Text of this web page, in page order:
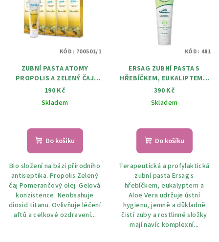
ZUBNÍ PASTA ATOMY
PROPOLIS A ZELENÝ ČAJ
200G
190 Kč
Skladem
Do košíku
Bio složení na bázi přírodního
antiseptika. Propolis.Zelený
čaj Pomerančový olej. Gelová
konzistence. Neobsahuje
dioxid titanu. Ovlivňuje léčení
aftů a celkové ozdravení...
KÓD: 700501/1
ERSAG ZUBNÍ PASTA S
HŘEBÍČKEM, EUKALIPTEM A
ALOE VERA 100 ml
390 Kč
Skladem
Do košíku
Terapeutická a profylaktická
zubní pasta Ersag s
hřebíčkem, eukalyptem a
Aloe Vera udržuje ústní
hygienu, jemně a důkladně
čistí zuby a rostlinné složky
mají navíc komplexní...
KÓD: 481